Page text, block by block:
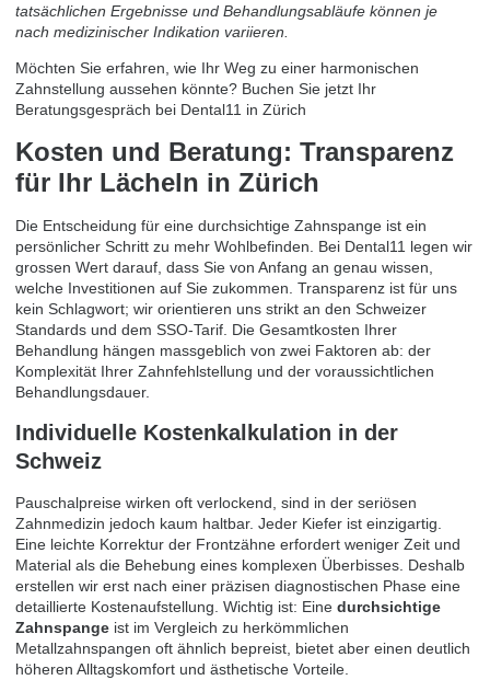
tatsächlichen Ergebnisse und Behandlungsabläufe können je
nach medizinischer Indikation variieren.
Möchten Sie erfahren, wie Ihr Weg zu einer harmonischen
Zahnstellung aussehen könnte? Buchen Sie jetzt Ihr
Beratungsgespräch bei Dental11 in Zürich
Kosten und Beratung: Transparenz
für Ihr Lächeln in Zürich
Die Entscheidung für eine durchsichtige Zahnspange ist ein
persönlicher Schritt zu mehr Wohlbefinden. Bei Dental11 legen wir
grossen Wert darauf, dass Sie von Anfang an genau wissen,
welche Investitionen auf Sie zukommen. Transparenz ist für uns
kein Schlagwort; wir orientieren uns strikt an den Schweizer
Standards und dem SSO-Tarif. Die Gesamtkosten Ihrer
Behandlung hängen massgeblich von zwei Faktoren ab: der
Komplexität Ihrer Zahnfehlstellung und der voraussichtlichen
Behandlungsdauer.
Individuelle Kostenkalkulation in der
Schweiz
Pauschalpreise wirken oft verlockend, sind in der seriösen
Zahnmedizin jedoch kaum haltbar. Jeder Kiefer ist einzigartig.
Eine leichte Korrektur der Frontzähne erfordert weniger Zeit und
Material als die Behebung eines komplexen Überbisses. Deshalb
erstellen wir erst nach einer präzisen diagnostischen Phase eine
detaillierte Kostenaufstellung. Wichtig ist: Eine durchsichtige
Zahnspange ist im Vergleich zu herkömmlichen
Metallzahnspangen oft ähnlich bepreist, bietet aber einen deutlich
höheren Alltagskomfort und ästhetische Vorteile.